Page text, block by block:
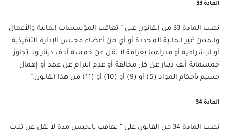
المادة 33
نصت المادة 33 من القانون على ” تعاقب المؤسسات المالية والأعمال
والمهن غير المالية المحددة أو أي من أعضاء مجلس الإدارة التنفيذية
أو الإشرافية أو مدراءها بغرامة لا تقل عن خمسة آلاف دينار ولا تجاوز
خمسمائة ألف دينار عن كل مخالفة أو عدم التزام عن عمد أو إهمال
جسيم بأحكام المواد (5) أو (9) أو (10) أو (11) من هذا القانون.”
المادة 34
نصت المادة 34 من القانون على ” يعاقب بالحبس مدة لا تقل عن ثلاث